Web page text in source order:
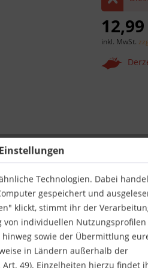
Technologien. Dabei
gespeichert und
klickt, stimmt ihr der
von individuellen
sowie der Übermittlung
in Ländern außerhalb der
Art. 49). Einzelheiten hierzu findet
inkl. MwSt.
Verlag:
Autor:
Artikel-Nr.: